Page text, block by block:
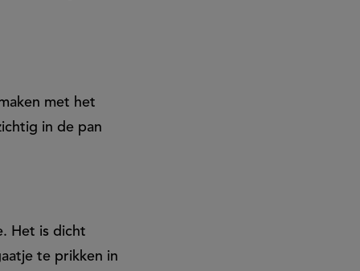
met het
in de pan
Het is dicht
te prikken in